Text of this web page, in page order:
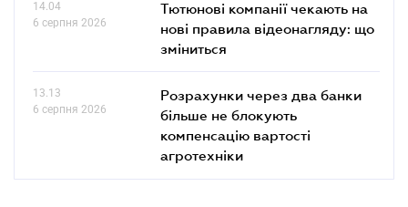
14.04
6 серпня 2026
Тютюнові компанії чекають на
нові правила відеонагляду: що
зміниться
13.13
6 серпня 2026
Розрахунки через два банки
більше не блокують
компенсацію вартості
агротехніки